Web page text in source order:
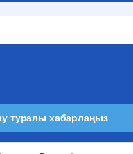
туралы хабарлаңыз